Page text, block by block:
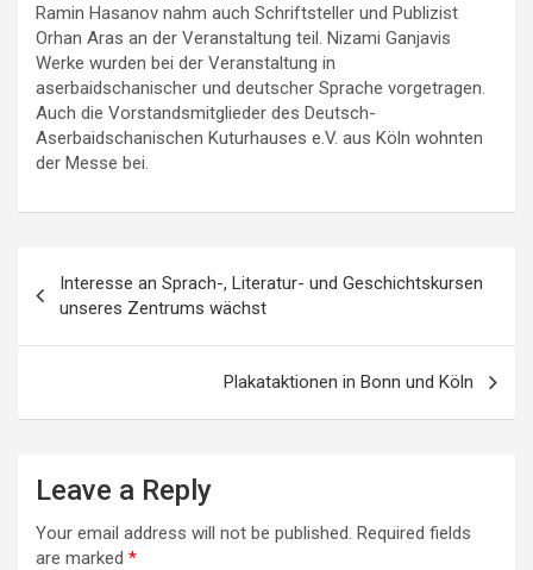
Ramin Hasanov nahm auch Schriftsteller und Publizist
Orhan Aras an der Veranstaltung teil. Nizami Ganjavis
Werke wurden bei der Veranstaltung in
aserbaidschanischer und deutscher Sprache vorgetragen.
Auch die Vorstandsmitglieder des Deutsch-
Aserbaidschanischen Kuturhauses e.V. aus Köln wohnten
der Messe bei.
navigation
Interesse an Sprach-, Literatur- und Geschichtskursen
unseres Zentrums wächst
Plakataktionen in Bonn und Köln
Leave a Reply
Your email address will not be published. Required fields
are marked *